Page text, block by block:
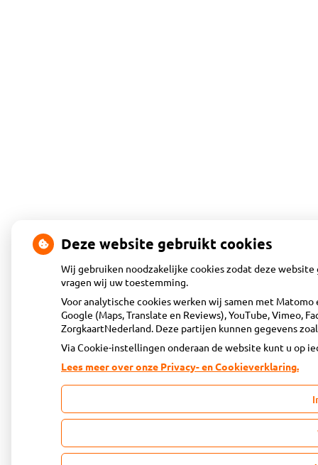
Deze website gebruikt cookies
Wij gebruiken noodzakelijke cookies zodat deze
vragen wij uw toestemming.
Voor analytische cookies werken wij samen met
Google (Maps, Translate en Reviews), YouTube, Vimeo,
ZorgkaartNederland. Deze partijen kunnen gegevens
Via Cookie-instellingen onderaan de website kunt u op
Lees meer over onze Privacy- en Cookieverklaring.